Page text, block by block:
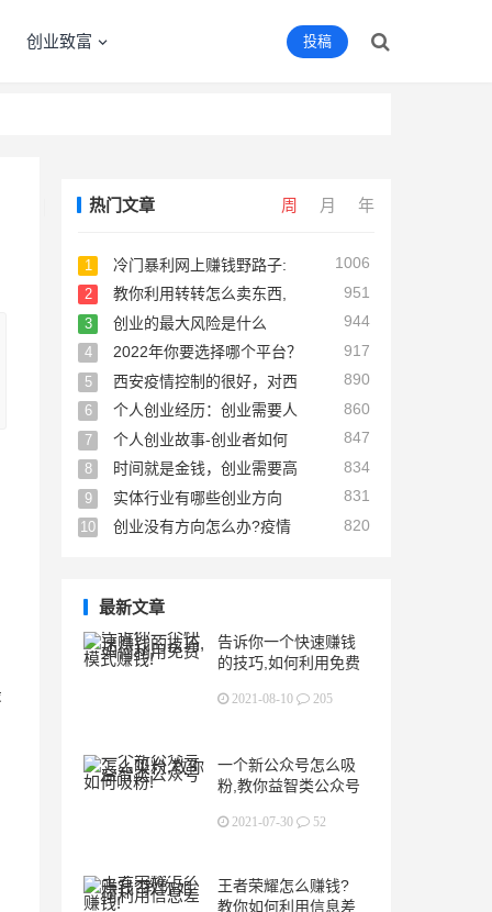
创业致富 投稿
热门文章 周 月 年
1 冷门暴利网上赚钱野路子: 1006
2 教你利用转转怎么卖东西, 951
3 创业的最大风险是什么 944
4 2022年你要选择哪个平台？ 917
5 西安疫情控制的很好，对西 890
6 个人创业经历：创业需要人 860
7 个人创业故事-创业者如何 847
8 时间就是金钱，创业需要高 834
9 实体行业有哪些创业方向 831
10 创业没有方向怎么办?疫情 820
最新文章
告诉你一个快速赚钱
的技巧,如何利用免费
2021-08-10 205
一个新公众号怎么吸
粉,教你益智类公众号
2021-07-30 52
王者荣耀怎么赚钱?
教你如何利用信息差